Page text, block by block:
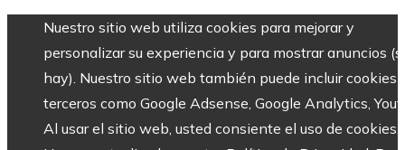
Nuestro sitio web utiliza cookies para mejorar y
personalizar su experiencia y para mostrar anuncios
hay). Nuestro sitio web también puede incluir cookies
terceros como Google Adsense, Google Analytics,
Al usar el sitio web, usted consiente el uso de cookies.